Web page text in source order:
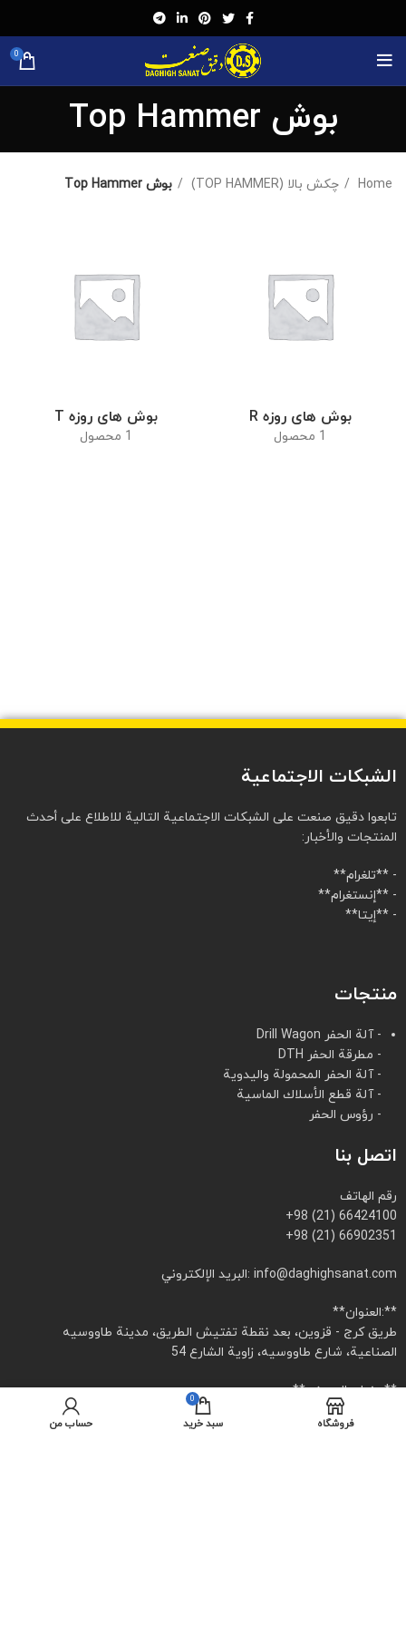
0
بوش Top Hammer
Home چکش بالا (TOP HAMMER) بوش Top Hammer
بوش های روزه R
1 محصول
بوش های روزه T
1 محصول
الشبكات الاجتماعية
تابعوا دقيق صنعت على الشبكات الاجتماعية التالية للاطلاع على أحدث
المنتجات والأخبار:
- **تلغرام**
- **إنستغرام**
- **إيتا**
منتجات
- آلة الحفر Drill Wagon
- مطرقة الحفر DTH
- آلة الحفر المحمولة واليدوية
- آلة قطع الأسلاك الماسية
- رؤوس الحفر
اتصل بنا
رقم الهاتف
+98 (21) 66424100
+98 (21) 66902351
البريد الإلكتروني: info@daghighsanat.com
**العنوان:**
طريق كرج - قزوين، بعد نقطة تفتيش الطريق، مدينة طاووسيه
الصناعية، شارع طاووسيه، زاوية الشارع 54
**عنوان المعرض:**
طهران، ميدان توحيد، شارع توحيد، شارع أردبيل، رقم 21
فروشگاه
0
سبد خرید حساب من